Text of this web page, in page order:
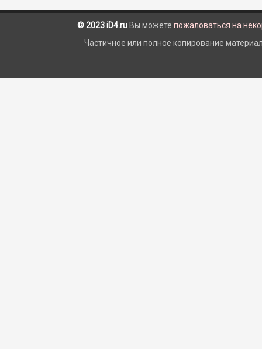
© 2023 iD4.ru Вы можете пожаловаться на
Частичное или полное копирование